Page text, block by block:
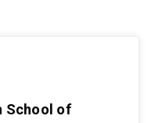
School of